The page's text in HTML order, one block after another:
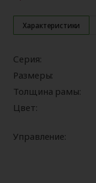
Характеристики
Серия:
Размеры:
Толщина рамы:
Цвет:
Управление: